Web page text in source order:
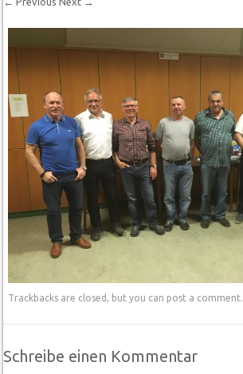
Trackbacks are closed, but you can post a comment.
Schreibe einen Kommentar